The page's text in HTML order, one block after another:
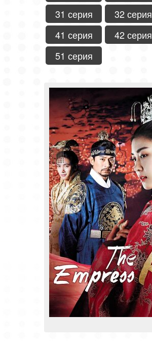
31 серия
32 серия
41 серия
42 серия
51 серия